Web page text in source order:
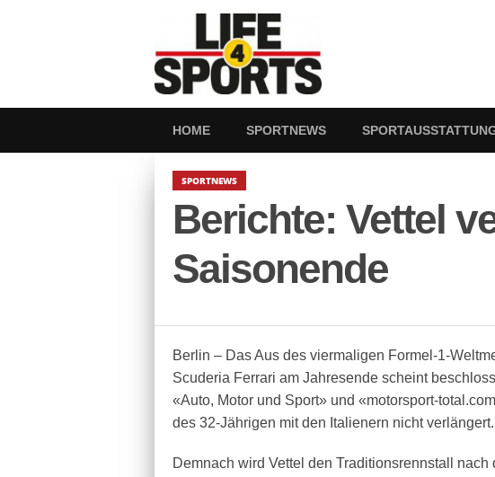
HOME SPORTNEWS
SPORTNEWS
Berichte: Vettel
Saisonende
Berlin – Das Aus des viermaligen Formel-1-
Scuderia Ferrari am Jahresende scheint
«Auto, Motor und Sport» und «motorsport-
des 32-Jährigen mit den Italienern nicht verlängert.
Demnach wird Vettel den Traditionsrennstall nach